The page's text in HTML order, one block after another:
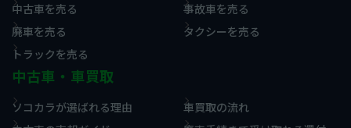
中古車を売る
事故車を売る
廃車を売る
タクシーを売る
トラックを売る
中古車・車買取
ソコカラが選ばれる理由
車買取の流れ